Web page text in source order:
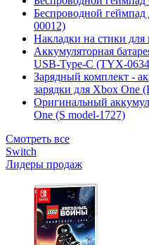
Беспроводной
00012)
Накладки на стики
Аккумуляторная
USB-Type-C (TYX-
Зарядный комплект -
зарядки для Xbox One
Оригинальный
One (S model-1727)
Смотреть все
Switch
Лидеры продаж